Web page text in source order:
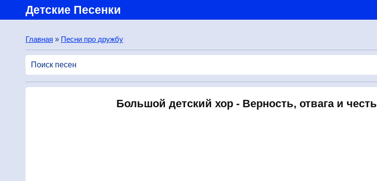
Детские Песенки
Главная » Песни про дружбу
Большой детский хор - Верность, отвага и честь